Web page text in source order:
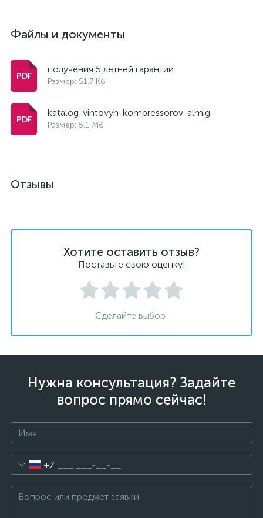
Файлы и документы
получения 5 летней гарантии
Размер: 51.7 Кб
katalog-vintovyh-kompressorov-almig
Размер: 5.1 Мб
Отзывы
Хотите оставить отзыв?
Поставьте свою оценку!
Сделайте выбор!
Нужна консультация? Задайте
вопрос прямо сейчас!
+7